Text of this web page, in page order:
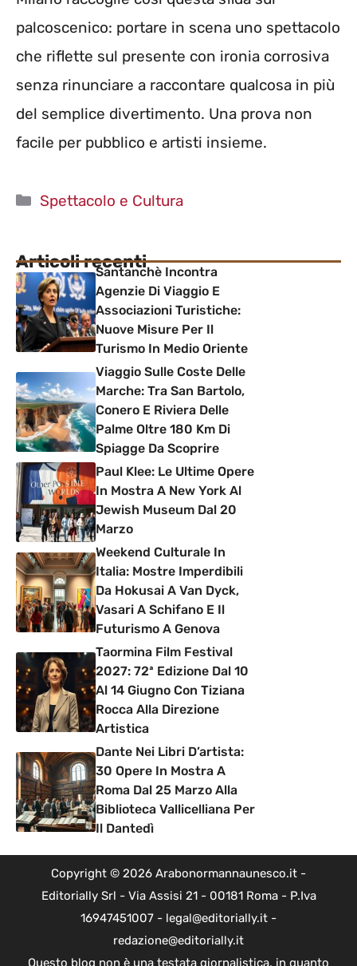
palcoscenico: portare in scena uno spettacolo
che riflette sul presente con ironia corrosiva
senza rinunciare a raccontare qualcosa in più
del semplice divertimento. Una prova non
facile per pubblico e artisti insieme.
Categorie
Spettacolo e Cultura
Articoli recentiSantanchè Incontra
Agenzie Di Viaggio E
Associazioni Turistiche:
Nuove Misure Per Il
Turismo In Medio Oriente
Viaggio Sulle Coste Delle
Marche: Tra San Bartolo,
Conero E Riviera Delle
Palme Oltre 180 Km Di
Spiagge Da Scoprire
Paul Klee: Le Ultime Opere
In Mostra A New York Al
Jewish Museum Dal 20
Marzo
Weekend Culturale In
Italia: Mostre Imperdibili
Da Hokusai A Van Dyck,
Vasari A Schifano E Il
Futurismo A Genova
Taormina Film Festival
2027: 72ª Edizione Dal 10
Al 14 Giugno Con Tiziana
Rocca Alla Direzione
Artistica
Dante Nei Libri D’artista:
30 Opere In Mostra A
Roma Dal 25 Marzo Alla
Biblioteca Vallicelliana Per
Il Dantedì
Copyright © 2026 Arabonormannaunesco.it -
Editorially Srl - Via Assisi 21 - 00181 Roma - P.Iva
16947451007 - legal@editorially.it -
redazione@editorially.it
Questo blog non è una testata giornalistica, in quanto